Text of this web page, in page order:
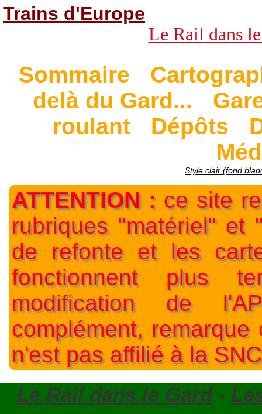
Trains d'Europe
Le Rail dans
Sommaire
delà du Gard...
roulant
Dépôts
Style clair (fond
ATTENTION :ce site
rubriques "matériel" et
de refonte et les
fonctionnent plus
modification de
complément,
n'est pas affilié à la
Le Rail dans le Gard-